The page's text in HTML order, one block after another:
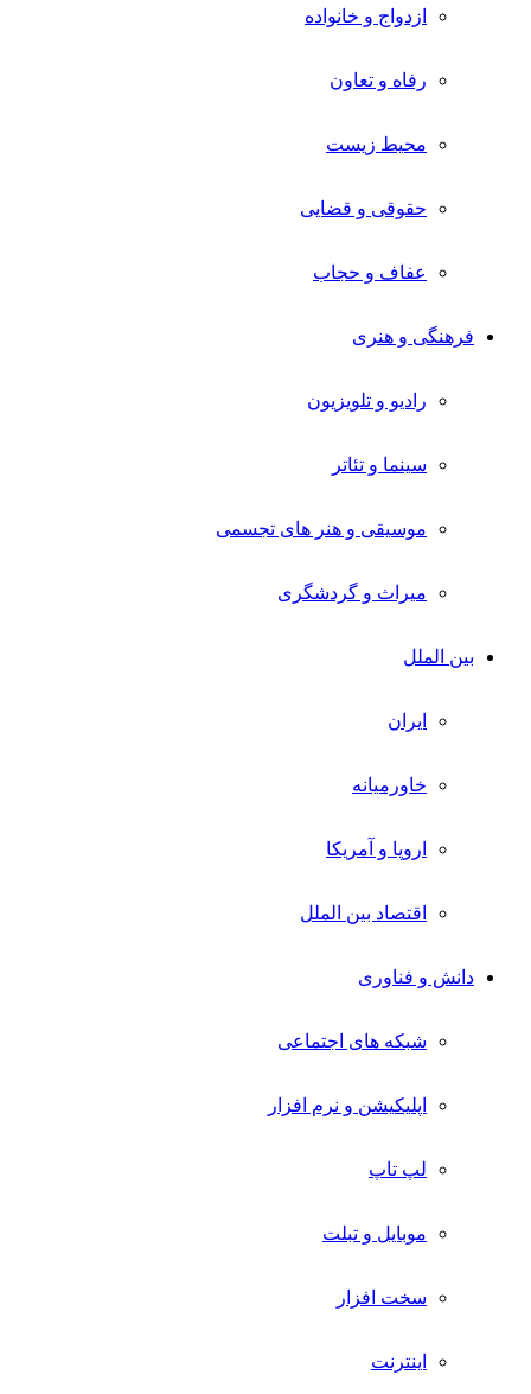
ازدواج و خانواده
رفاه و تعاون
محیط زیست
حقوقی و قضایی
عفاف و حجاب
فرهنگی و هنری
رادیو و تلویزیون
سینما و تئاتر
موسیقی و هنر های تجسمی
میراث و گردشگری
بین الملل
ایران
خاورمیانه
اروپا و آمریکا
اقتصاد بین الملل
دانش و فناوری
شبکه های اجتماعی
اپلیکیشن و نرم افزار
لپ تاپ
موبایل و تبلت
سخت افزار
اینترنت